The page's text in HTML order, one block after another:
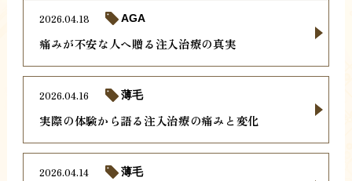
痛みが不安な人へ贈る注入治療の真実
2026.04.18 AGA
実際の体験から語る注入治療の痛みと変化
2026.04.16 薄毛
2026.04.14 薄毛